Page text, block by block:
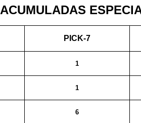
ACUMULADAS
PICK-7
1
1
6